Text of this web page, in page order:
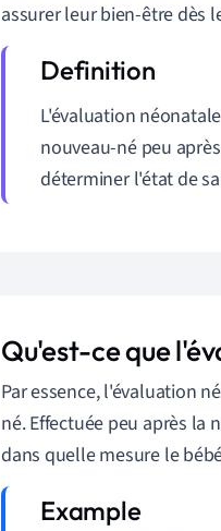
assurer leur bien-être dès
L'évaluation
nouveau-né peu
déterminer l'état de
Qu'est-ce que
Par essence, l'évaluation
né. Effectuée peu après la
dans quelle mesure le